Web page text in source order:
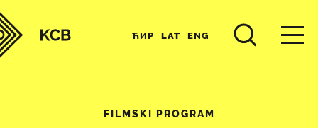
ЋИР LAT ENG
FILMSKI PROGRAM